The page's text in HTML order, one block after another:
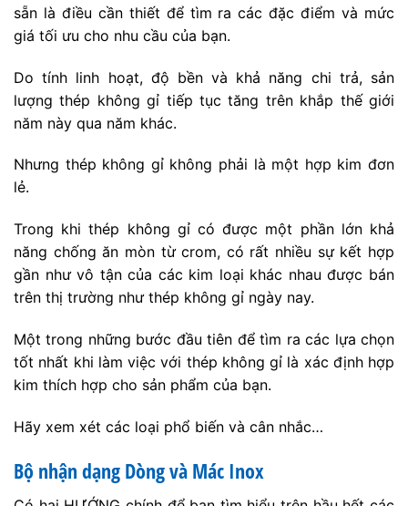
sẵn là điều cần thiết để tìm ra các đặc điểm và mức
giá tối ưu cho nhu cầu của bạn.
Do tính linh hoạt, độ bền và khả năng chi trả, sản
lượng thép không gỉ tiếp tục tăng trên khắp thế giới
năm này qua năm khác.
Nhưng thép không gỉ không phải là một hợp kim đơn
lẻ.
Trong khi thép không gỉ có được một phần lớn khả
năng chống ăn mòn từ crom, có rất nhiều sự kết hợp
gần như vô tận của các kim loại khác nhau được bán
trên thị trường như thép không gỉ ngày nay.
Một trong những bước đầu tiên để tìm ra các lựa chọn
tốt nhất khi làm việc với thép không gỉ là xác định hợp
kim thích hợp cho sản phẩm của bạn.
Hãy xem xét các loại phổ biến và cân nhắc…
Bộ nhận dạng Dòng và Mác Inox